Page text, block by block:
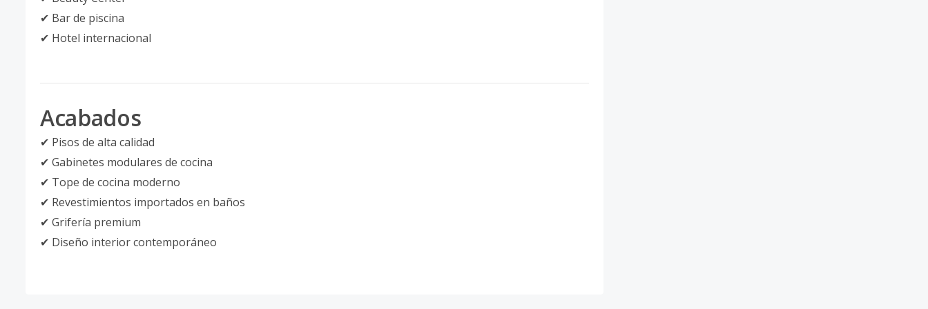
✔ Bar de piscina
✔ Hotel internacional
Acabados
✔ Pisos de alta calidad
✔ Gabinetes modulares de cocina
✔ Tope de cocina moderno
✔ Revestimientos importados en baños
✔ Grifería premium
✔ Diseño interior contemporáneo